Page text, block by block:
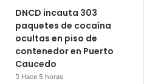
DNCD incauta 303
paquetes de cocaína
ocultas en piso de
contenedor en Puerto
Caucedo
Hace 5 horas